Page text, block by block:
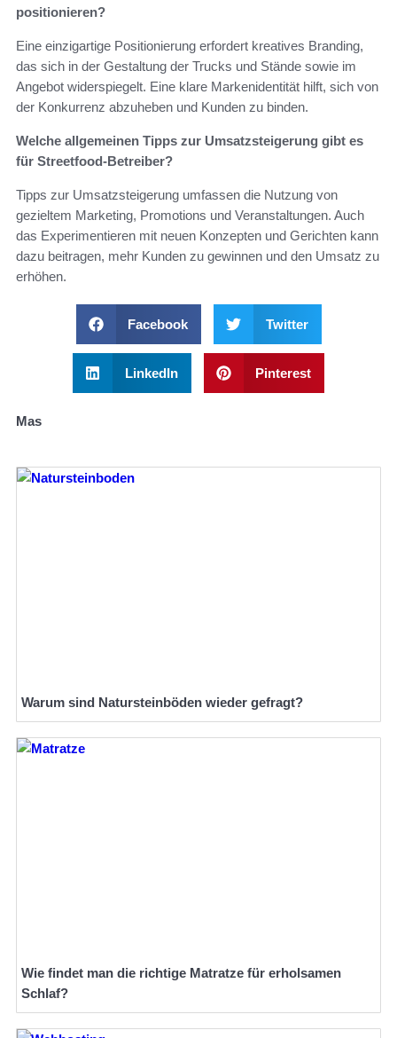
positionieren?
Eine einzigartige Positionierung erfordert kreatives Branding,
das sich in der Gestaltung der Trucks und Stände sowie im
Angebot widerspiegelt. Eine klare Markenidentität hilft, sich von
der Konkurrenz abzuheben und Kunden zu binden.
Welche allgemeinen Tipps zur Umsatzsteigerung gibt es
für Streetfood-Betreiber?
Tipps zur Umsatzsteigerung umfassen die Nutzung von
gezieltem Marketing, Promotions und Veranstaltungen. Auch
das Experimentieren mit neuen Konzepten und Gerichten kann
dazu beitragen, mehr Kunden zu gewinnen und den Umsatz zu
erhöhen.
Facebook Twitter
LinkedIn Pinterest
Mas
Warum sind Natursteinböden wieder gefragt?
Wie findet man die richtige Matratze für erholsamen
Schlaf?